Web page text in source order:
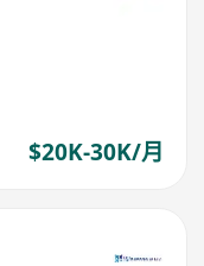
$20K-30K/月